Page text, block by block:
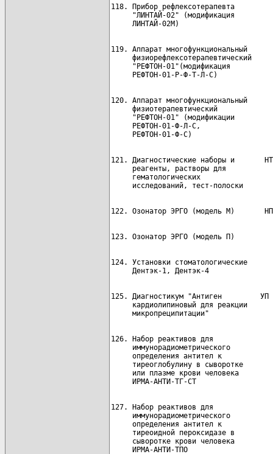
118. Прибор рефлексотерапевта
     "ЛИНТАЙ-02" (модификация
119. Аппарат
     физиорефлексотерапевтический
     "РЕФТОН-01"(модификация
120. Аппарат
     физиотерапевтический
     "РЕФТОН-01" (модификации
     РЕФТОН-01-Ф-Л-С,
121. Диагностические наборы и
реагенты, растворы для
     гематологических
124. Установки
125. Диагностикум "Антиген
кардиолипиновый для реакции
126. Набор реактивов для
     иммунорадиометрического
     определения антител к
     тиреоглобулину в сыворотке
     или плазме крови человека
127. Набор реактивов для
     иммунорадиометрического
     определения антител к
     тиреоидной пероксидазе в
     сыворотке крови человека